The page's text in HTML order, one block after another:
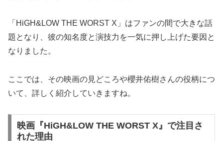
「HiGH&LOW THE WORST X」はファンの間で大きな話
題となり、彼の知名度と演技力を一気に押し上げた要因と
なりました。
ここでは、その映画の見どころや櫻井佑樹さんの役柄につ
いて、詳しく紹介していきますね。
映画『HiGH&LOW THE WORST X』で注目さ
れた理由